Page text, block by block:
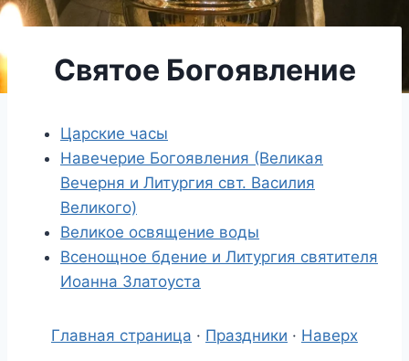
Святое Богоявление
Царские часы
Навечерие Богоявления (Великая
Вечерня и Литургия свт. Василия
Великого)
Великое освящение воды
Всенощное бдение и Литургия святителя
Иоанна Златоуста
Главная страница · Праздники · Наверх